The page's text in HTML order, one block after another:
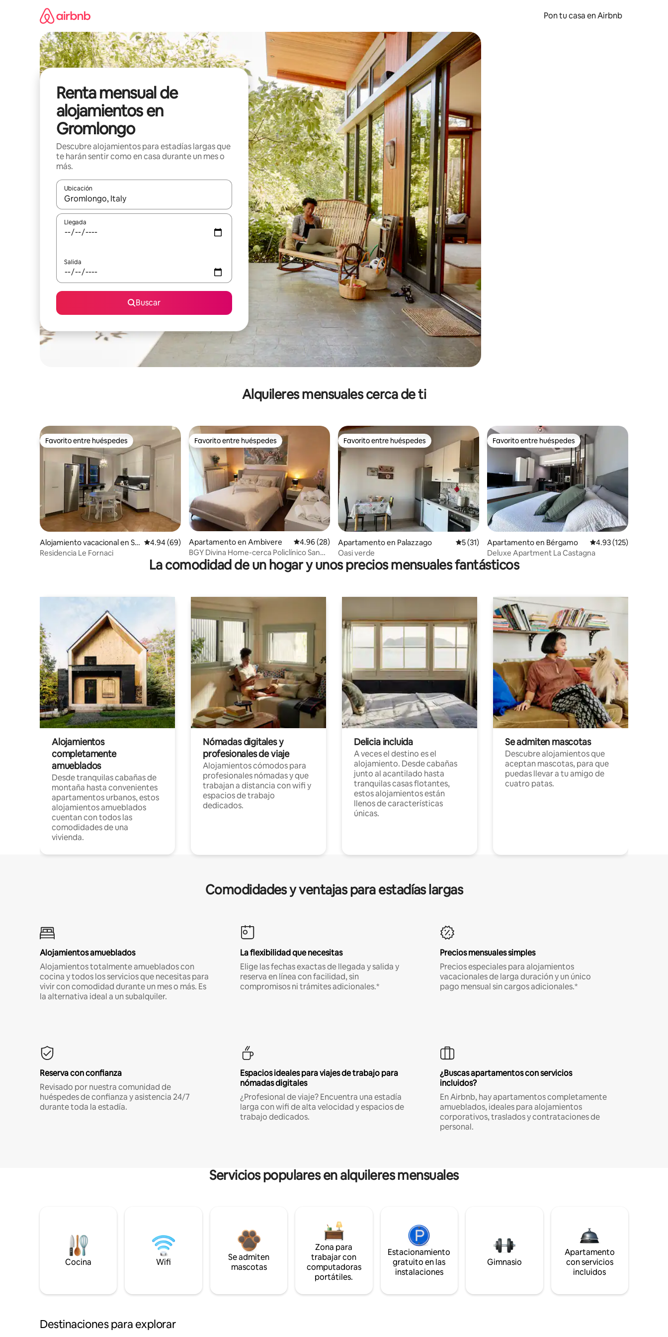
Pon tu casa en Airbnb
Renta mensual de
alojamientos en
Gromlongo
Descubre alojamientos para estadías largas que
te harán sentir como en casa durante un mes o
más.
Ubicación
Cuando los resultados estén disponibles, navega con las teclas de flecha hacia arriba y hacia abajo o explora con el tacto o desliza el dedo.
Llegada
Salida
Buscar
Alquileres mensuales cerca de ti
Favorito entre huéspedes
Favorito entre huéspedes
Alojamiento vacacional en So
risole
Calificación promedio: 4.94 de 5, 69 reseñas
4.94 (69)
Residencia Le Fornaci
Favorito entre huéspedes
Favorito entre huéspedes
Apartamento en Ambivere Calificación promedio: 4.96 de 5, 28 reseñas
4.96 (28)
BGY Divina Home-cerca Policlínico San
Pietro
Favorito entre huéspedes
Favorito entre huéspedes
Apartamento en Palazzago Calificación promedio: 5 de 5, 31 reseñas
5 (31)
Oasi verde
Favorito entre huéspedes
Favorito entre huéspedes
Apartamento en Bérgamo Calificación promedio:
4.93 (125)
Deluxe Apartment La Castagna
La comodidad de un hogar y unos precios mensuales fantásticos
Alojamientos
completamente
amueblados
Desde tranquilas cabañas de
montaña hasta convenientes
apartamentos urbanos, estos
alojamientos amueblados
cuentan con todos las
comodidades de una
vivienda.
Nómadas digitales y
profesionales de viaje
Alojamientos cómodos para
profesionales nómadas y que
trabajan a distancia con wifi y
espacios de trabajo
dedicados.
Delicia incluida
A veces el destino es el
alojamiento. Desde cabañas
junto al acantilado hasta
tranquilas casas flotantes,
estos alojamientos están
llenos de características
únicas.
Se admiten mascotas
Descubre alojamientos que
aceptan mascotas, para que
puedas llevar a tu amigo de
cuatro patas.
Comodidades y ventajas para estadías largas
Alojamientos amueblados
Alojamientos totalmente amueblados con
cocina y todos los servicios que necesitas para
vivir con comodidad durante un mes o más. Es
la alternativa ideal a un subalquiler.
La flexibilidad que necesitas
Elige las fechas exactas de llegada y salida y
reserva en línea con facilidad, sin
compromisos ni trámites adicionales.*
Precios mensuales simples
Precios especiales para alojamientos
vacacionales de larga duración y un único
pago mensual sin cargos adicionales.*
Reserva con confianza
Revisado por nuestra comunidad de
huéspedes de confianza y asistencia 24/7
durante toda la estadía.
Espacios ideales para viajes de trabajo para
nómadas digitales
¿Profesional de viaje? Encuentra una estadía
larga con wifi de alta velocidad y espacios de
trabajo dedicados.
¿Buscas apartamentos con servicios
incluidos?
En Airbnb, hay apartamentos completamente
amueblados, ideales para alojamientos
corporativos, traslados y contrataciones de
personal.
Servicios populares en alquileres mensuales
Cocina Wifi
Se admiten
mascotas
Zona para
trabajar con
computadoras
portátiles.
Estacionamiento
gratuito en las
instalaciones
Gimnasio
Apartamento
con servicios
incluidos
Destinaciones para explorar